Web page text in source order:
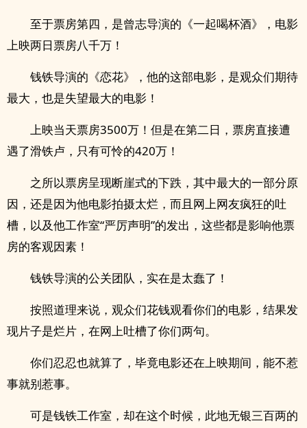
至于票房第四，是曾志导演的《一起喝杯酒》，电影
上映两日票房八千万！
钱铁导演的《恋花》，他的这部电影，是观众们期待
最大，也是失望最大的电影！
上映当天票房3500万！但是在第二日，票房直接遭
遇了滑铁卢，只有可怜的420万！
之所以票房呈现断崖式的下跌，其中最大的一部分原
因，还是因为他电影拍摄太烂，而且网上网友疯狂的吐
槽，以及他工作室“严厉声明”的发出，这些都是影响他票
房的客观因素！
钱铁导演的公关团队，实在是太蠢了！
按照道理来说，观众们花钱观看你们的电影，结果发
现片子是烂片，在网上吐槽了你们两句。
你们忍忍也就算了，毕竟电影还在上映期间，能不惹
事就别惹事。
可是钱铁工作室，却在这个时候，此地无银三百两的